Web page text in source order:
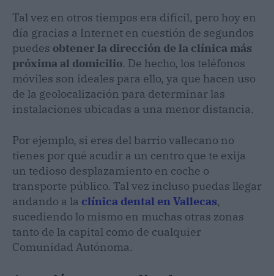
Tal vez en otros tiempos era difícil, pero hoy en
día gracias a Internet en cuestión de segundos
puedes obtener la dirección de la clínica más
próxima al domicilio. De hecho, los teléfonos
móviles son ideales para ello, ya que hacen uso
de la geolocalización para determinar las
instalaciones ubicadas a una menor distancia.
Por ejemplo, si eres del barrio vallecano no
tienes por qué acudir a un centro que te exija
un tedioso desplazamiento en coche o
transporte público. Tal vez incluso puedas llegar
andando a la clínica dental en Vallecas,
sucediendo lo mismo en muchas otras zonas
tanto de la capital como de cualquier
Comunidad Autónoma.